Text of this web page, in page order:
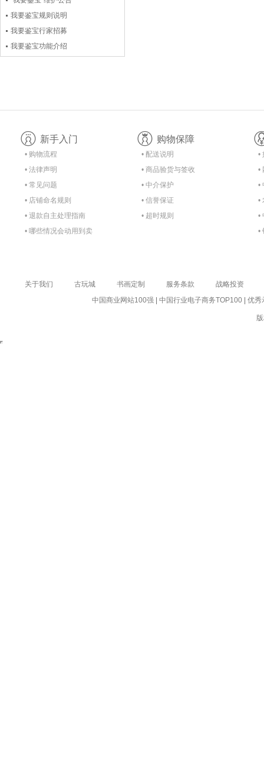
我要鉴宝规则说明
我要鉴宝行家招募
我要鉴宝功能介绍
新手入门
• 购物流程
• 法律声明
• 常见问题
• 店铺命名规则
• 退款自主处理指南
• 哪些情况会动用到卖
购物保障
• 配送说明
• 商品验货与签收
• 中介保护
• 信誉保证
• 超时规则
•
•
•
•
•
•
关于我们 古玩城 书画定制 服务条款
战略投资
中国商业网站100强
中国行业电子商务TOP100 优秀